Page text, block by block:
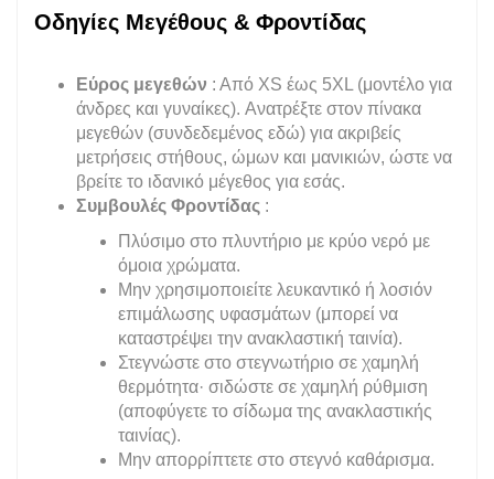
Οδηγίες Μεγέθους & Φροντίδας
Εύρος μεγεθών : Από XS έως 5XL (μοντέλο για
άνδρες και γυναίκες). Ανατρέξτε στον πίνακα
μεγεθών (συνδεδεμένος εδώ) για ακριβείς
μετρήσεις στήθους, ώμων και μανικιών, ώστε να
βρείτε το ιδανικό μέγεθος για εσάς.
Συμβουλές Φροντίδας :
Πλύσιμο στο πλυντήριο με κρύο νερό με
όμοια χρώματα.
Μην χρησιμοποιείτε λευκαντικό ή λοσιόν
επιμάλωσης υφασμάτων (μπορεί να
καταστρέψει την ανακλαστική ταινία).
Στεγνώστε στο στεγνωτήριο σε χαμηλή
θερμότητα· σιδώστε σε χαμηλή ρύθμιση
(αποφύγετε το σίδωμα της ανακλαστικής
ταινίας).
Μην απορρίπτετε στο στεγνό καθάρισμα.